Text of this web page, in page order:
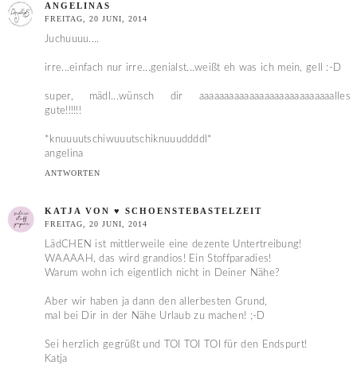
ANGELINAS
FREITAG, 20 JUNI, 2014
Juchuuuu....
irre...einfach nur irre...genialst...weißt eh was ich mein, gell :-D
super, mädl...wünsch dir aaaaaaaaaaaaaaaaaaaaaaaaaaalles
gute!!!!!!
*knuuuutschiwuuutschiknuuuddddl*
angelina
ANTWORTEN
KATJA VON ♥ SCHOENSTEBASTELZEIT
FREITAG, 20 JUNI, 2014
LädCHEN ist mittlerweile eine dezente Untertreibung!
WAAAAH, das wird grandios! Ein Stoffparadies!
Warum wohn ich eigentlich nicht in Deiner Nähe?
Aber wir haben ja dann den allerbesten Grund,
mal bei Dir in der Nähe Urlaub zu machen! ;-D
Sei herzlich gegrüßt und TOI TOI TOI für den Endspurt!
Katja